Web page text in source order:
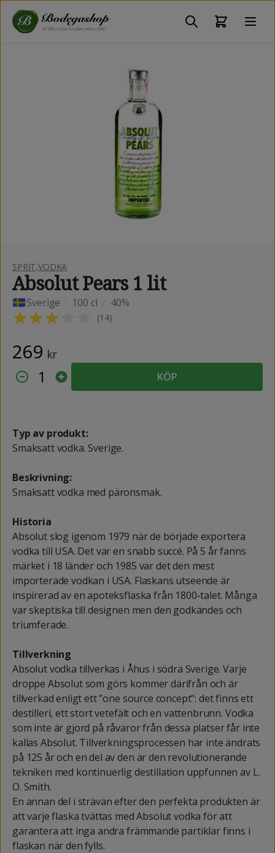
SPRIT,VODKA
Absolut Pears 1 lit
Sverige 100 cl 40%
(14)
269 kr
1 KÖP
Typ av produkt:
Smaksatt vodka. Sverige.
Beskrivning:
Smaksatt vodka med päronsmak.
Historia
Absolut slog igenom 1979 när de började exportera
vodka till USA. Det var en snabb succé. På 5 år fanns
märket i 18 länder och 1985 var det den mest
importerade vodkan i USA. Flaskans utseende är
inspirerad av en apoteksflaska från 1800-talet. Många
var skeptiska till designen men den godkändes och
triumferade.
Tillverkning
Absolut vodka tillverkas i Åhus i södra Sverige. Varje
droppe Absolut som görs kommer därifrån och är
tillverkad enligt ett ”one source concept”: det finns ett
destilleri, ett stort vetefält och en vattenbrunn. Vodka
som inte är gjord på råvaror från dessa platser får inte
kallas Absolut. Tillverkningsprocessen har inte ändrats
på 125 år och en del av den är den revolutionerande
tekniken med kontinuerlig destillation uppfunnen av L.
O. Smith.
En annan del i strävan efter den perfekta produkten är
att varje flaska tvättas med Absolut vodka för att
garantera att inga andra främmande partiklar finns i
flaskan när den fylls.